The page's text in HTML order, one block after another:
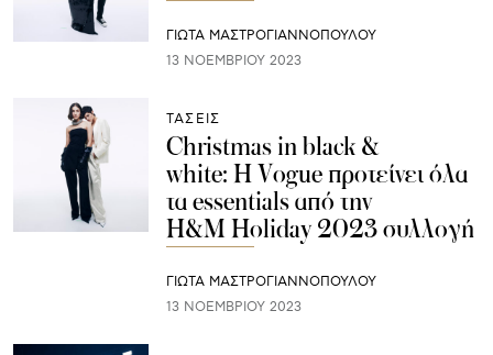
ΓΙΩΤΑ ΜΑΣΤΡΟΓΙΑΝΝΟΠΟΥΛΟΥ
13 ΝΟΕΜΒΡΊΟΥ 2023
ΤΑΣΕΙΣ
Christmas in black &
white: Η Vogue προτείνει όλα
τα essentials από την
H&M Holiday 2023 συλλογή
ΓΙΩΤΑ ΜΑΣΤΡΟΓΙΑΝΝΟΠΟΥΛΟΥ
13 ΝΟΕΜΒΡΊΟΥ 2023